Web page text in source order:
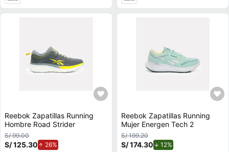
Reebok Zapatillas Running
Hombre Road Strider
S/ 99.00
S/ 125.30 26%
Reebok Zapatillas Running
Mujer Energen Tech 2
S/ 199.20
S/ 174.30 12%